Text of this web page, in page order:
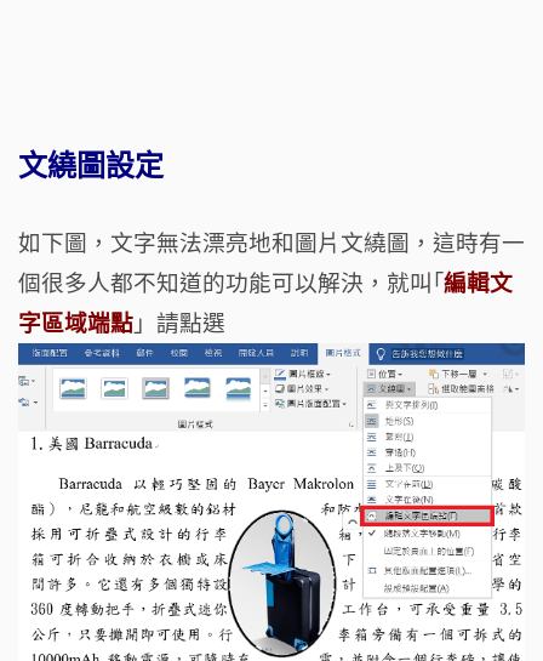
文繞圖設定
如下圖，文字無法漂亮地和圖片文繞圖，這時有一
個很多人都不知道的功能可以解決，就叫｢編輯文
字區域端點 」請點選